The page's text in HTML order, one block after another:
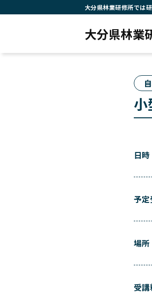
大分県林業研修所では
大分県林業
小
日時
予
場所
受